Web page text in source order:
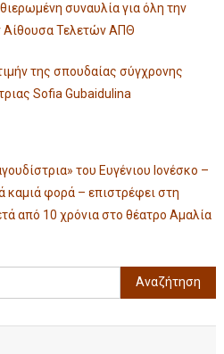
συναυλία για όλη την
Αίθουσα Τελετών ΑΠΘ
της σπουδαίας σύγχρονης
Sofia Gubaidulina
του Ευγένιου Ιονέσκο –
καμιά φορά – επιστρέφει στη
από 10 χρόνια στο θέατρο Αμαλία